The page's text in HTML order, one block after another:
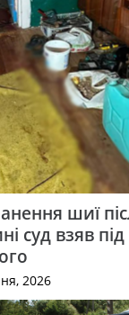
шиї
суд взяв
2026